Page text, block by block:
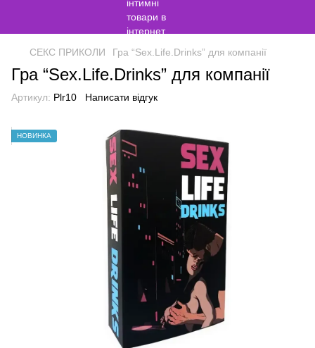
СЕКС ПРИКОЛИ Гра “Sex.Life.Drinks” для компанії
Гра “Sex.Life.Drinks” для компанії
Артикул: Plr10 Написати відгук
НОВИНКА